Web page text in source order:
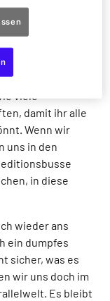
der
tief unter
unversehrt
Atem…
viele
damit ihr alle
Wenn wir
uns in den
in diese
wieder ans
ein dumpfes
sicher, was es
wir uns doch im
Es bleibt